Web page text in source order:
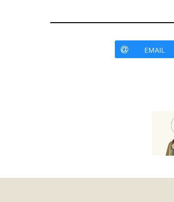
EMAIL